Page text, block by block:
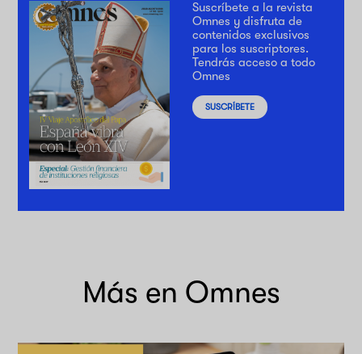
Suscríbete a la revista
Omnes y disfruta de
contenidos exclusivos
para los suscriptores.
Tendrás acceso a todo
Omnes
SUSCRÍBETE
Más en Omnes